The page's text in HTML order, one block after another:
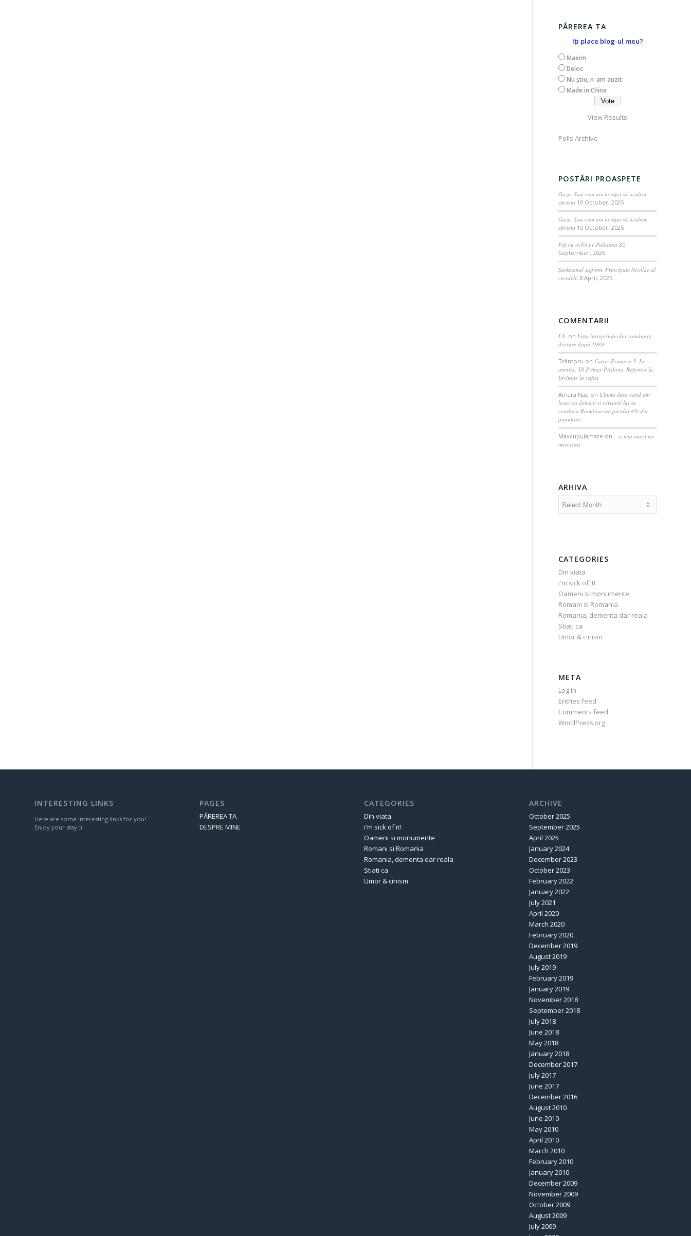
PĂREREA TA
Iți place blog-ul meu?
Maxim
Deloc
Nu știu, n-am auzit
Made in China
View Results
Polls Archive
POSTĂRI PROASPETE
Gaza. Sau cum am învățat să ucidem
eficient 10 October, 2025
Gaza. Sau cum am învățat să ucidem
eficient 10 October, 2025
Fiți cu ochii pe Palestina 30
September, 2025
Șarlatanul suprem, Principule Nicolae al
ciordelii 8 April, 2025
COMENTARII
I.S. on Lista întreprinderilor româneşti
distruse după 1989
Trântoru on Catre: Primarie 5, In
atentia: Dl Primar Piedone, Referitor la:
Invitatie la cafea
Amara Nap on Ultima data cand am
lasat un dement si verisorii lui sa
conduca România am pierdut 8% din
populatie
Maxcupulamare on …a mai murit un
mercenar
ARHIVA
CATEGORIES
Din viata
i'm sick of it!
Oameni si monumente
Romani si Romania
Romania, dementa dar reala
Stiati ca
Umor & cinism
META
Log in
Entries feed
Comments feed
WordPress.org
INTERESTING LINKS
Here are some interesting links for you!
Enjoy your stay :)
PAGES
PĂREREA TA
DESPRE MINE
CATEGORIES
Din viata
i'm sick of it!
Oameni si monumente
Romani si Romania
Romania, dementa dar reala
Stiati ca
Umor & cinism
ARCHIVE
October 2025
September 2025
April 2025
January 2024
December 2023
October 2023
February 2022
January 2022
July 2021
April 2020
March 2020
February 2020
December 2019
August 2019
July 2019
February 2019
January 2019
November 2018
September 2018
July 2018
June 2018
May 2018
January 2018
December 2017
July 2017
June 2017
December 2016
August 2010
June 2010
May 2010
April 2010
March 2010
February 2010
January 2010
December 2009
November 2009
October 2009
August 2009
July 2009